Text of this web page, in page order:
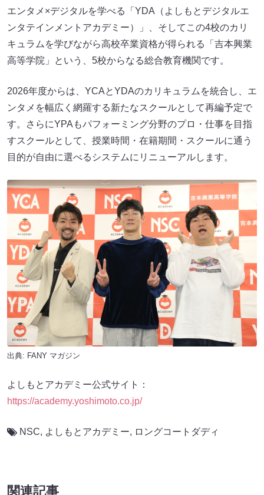
エンタメ×デジタルを学べる「YDA（よしもとデジタルエ
ンタテインメントアカデミー）」、そしてこの4校のカリ
キュラムを学びながら高校卒業資格が得られる「吉本興業
高等学院」という、5校からなる総合教育機関です。
2026年度からは、YCAとYDAのカリキュラムを統合し、エ
ンタメを幅広く網羅する新たなスクールとして再編予定で
す。さらにYPAもパフォーミング分野のプロ・仕事を目指
すスクールとして、授業時間・在籍期間・スクールに通う
目的が自由に選べるシステムにリニューアルします。
出典: FANY マガジン
よしもとアカデミー公式サイト：
https://academy.yoshimoto.co.jp/
NSC, よしもとアカデミー, ロングコートダディ
関連記事